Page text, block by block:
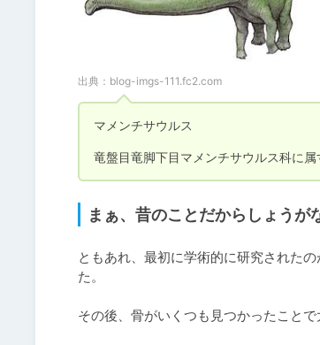
出典： blog-imgs-111.fc2.com
マメンチサウルス
竜盤目竜脚下目マメンチサウルス科に属
まぁ、昔のことだからしょうが
ともあれ、最初に学術的に研究された
た。
その後、骨がいくつも見つかったこと